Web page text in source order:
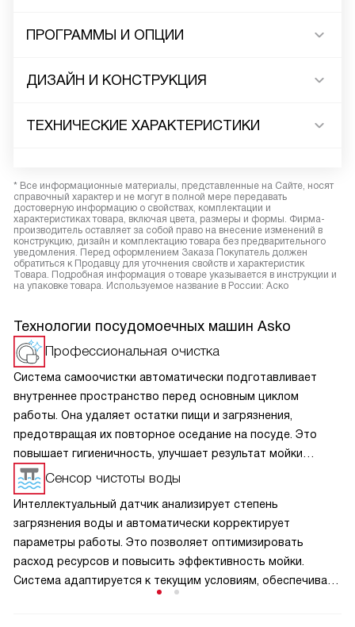
ПРОГРАММЫ И ОПЦИИ
ДИЗАЙН И КОНСТРУКЦИЯ
ТЕХНИЧЕСКИЕ ХАРАКТЕРИСТИКИ
* Все информационные материалы, представленные на Сайте, носят
справочный характер и не могут в полной мере передавать
достоверную информацию о свойствах, комплектации и
характеристиках товара, включая цвета, размеры и формы. Фирма-
производитель оставляет за собой право на внесение изменений в
конструкцию, дизайн и комплектацию товара без предварительного
уведомления. Перед оформлением Заказа Покупатель должен
обратиться к Продавцу для уточнения свойств и характеристик
Товара. Подробная информация о товаре указывается в инструкции и
на упаковке товара. Используемое название в России: Аско
Технологии посудомоечных машин Asko
Профессиональная очистка
Система самоочистки автоматически подготавливает
внутреннее пространство перед основным циклом
работы. Она удаляет остатки пищи и загрязнения,
предотвращая их повторное оседание на посуде. Это
повышает гигиеничность, улучшает результат мойки
и снижает необходимость ручного ухода. Такое решение
обеспечивает стабильную эффективность
и поддерживает чистоту внутренних элементов
на протяжении длительного времени.
Сенсор чистоты воды
Интеллектуальный датчик анализирует степень
загрязнения воды и автоматически корректирует
параметры работы. Это позволяет оптимизировать
расход ресурсов и повысить эффективность мойки.
Система адаптируется к текущим условиям, обеспечивая